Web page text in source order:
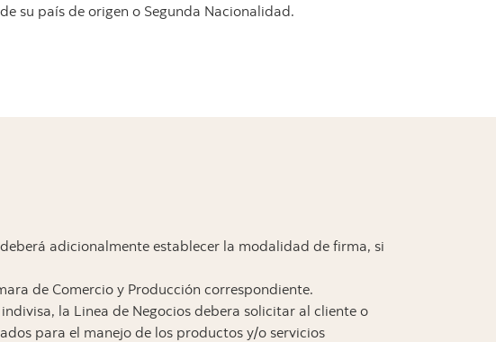
su país de origen o Segunda Nacionalidad.
adicionalmente establecer la modalidad de firma, si
de Comercio y Producción correspondiente.
la Linea de Negocios debera solicitar al cliente o
para el manejo de los productos y/o servicios